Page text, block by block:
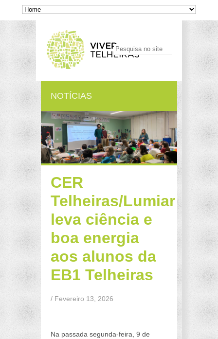
NOTÍCIAS
CER
Telheiras/Lumiar
leva ciência e
boa energia
aos alunos da
EB1 Telheiras
/ Fevereiro 13, 2026
Na passada segunda-feira, 9 de